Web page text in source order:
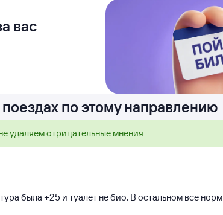
вас
по этому направлению
удаляем отрицательные мнения
была +25 и туалет не био. В остальном все норм